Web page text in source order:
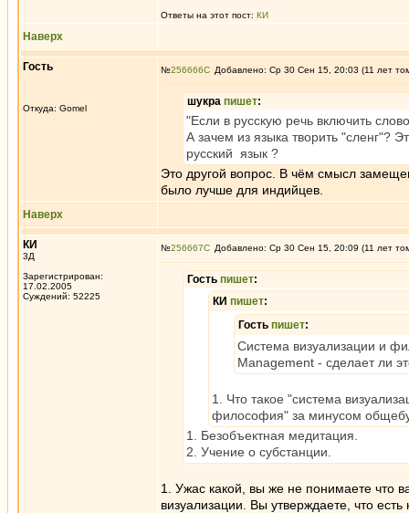
Ответы на этот пост: КИ
Наверх
Гость
Откуда: Gomel
№256666 Добавлено: Ср 30 Сен 15, 20:03 (11 лет
шукра пишет:
"Если в русскую речь включить
А зачем из языка творить "сленг"?
русский язык ?
Это другой вопрос. В чём смысл
было лучше для индийцев.
Наверх
КИ
3Д
Зарегистрирован:
17.02.2005
Суждений: 52225
№256667 Добавлено: Ср 30 Сен 15, 20:09 (11 лет
Гость пишет:
КИ пишет:
Гость пишет:
Система визуализации и
Management - сделает ли
1. Что такое "система
философия" за минусом
1. Безобъектная медитация.
2. Учение о субстанции.
1. Ужас какой, вы же не понимаете что
визуализации. Вы утверждаете, что